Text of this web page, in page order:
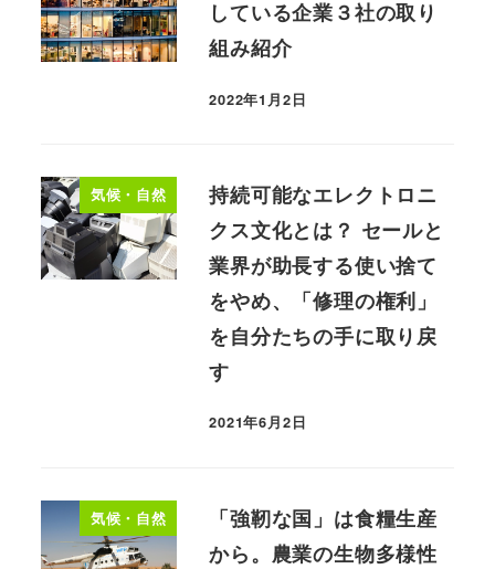
している企業３社の取り
組み紹介
2022年1月2日
気候・自然
持続可能なエレクトロニ
クス文化とは？ セールと
業界が助長する使い捨て
をやめ、「修理の権利」
を自分たちの手に取り戻
す
2021年6月2日
気候・自然
「強靭な国」は食糧生産
から。農業の生物多様性